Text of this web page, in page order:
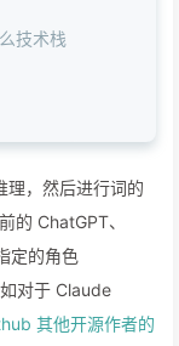
技术栈
理，然后进行词的
的 ChatGPT、
定的角色
对于 Claude
其他开源作者的